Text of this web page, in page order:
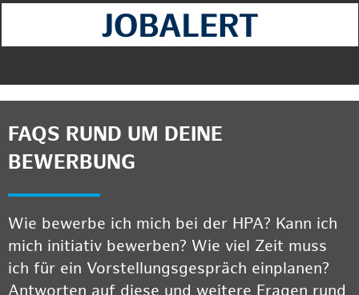
FAQS RUND UM DEINE
BEWERBUNG
Wie bewerbe ich mich bei der HPA? Kann ich
mich initiativ bewerben? Wie viel Zeit muss
ich für ein Vorstellungsgespräch einplanen?